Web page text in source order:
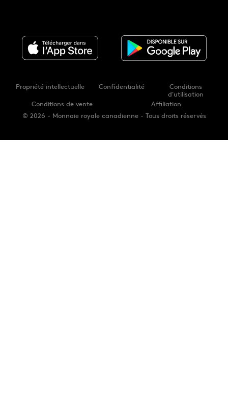
© 2026 - Monnaie royale canadienne - Tous droits réservés
Propriété intellectuelle Confidentialité
Conditions
d'utilisation
Conditions de vente
Affiliation